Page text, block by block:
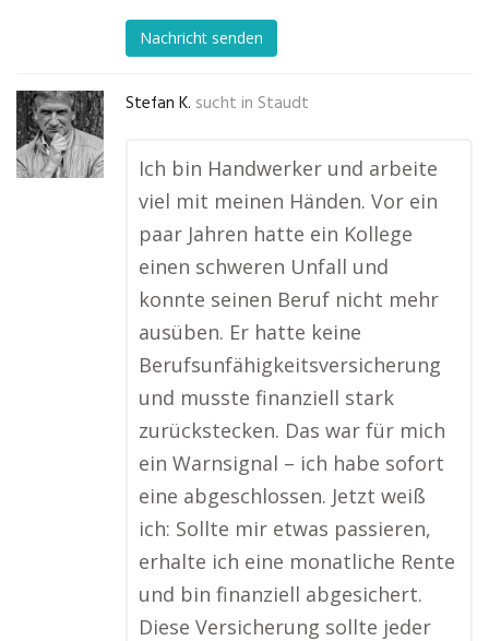
Nachricht senden
Stefan K. sucht in Staudt
Ich bin Handwerker und arbeite
viel mit meinen Händen. Vor ein
paar Jahren hatte ein Kollege
einen schweren Unfall und
konnte seinen Beruf nicht mehr
ausüben. Er hatte keine
Berufsunfähigkeitsversicherung
und musste finanziell stark
zurückstecken. Das war für mich
ein Warnsignal – ich habe sofort
eine abgeschlossen. Jetzt weiß
ich: Sollte mir etwas passieren,
erhalte ich eine monatliche Rente
und bin finanziell abgesichert.
Diese Versicherung sollte jeder